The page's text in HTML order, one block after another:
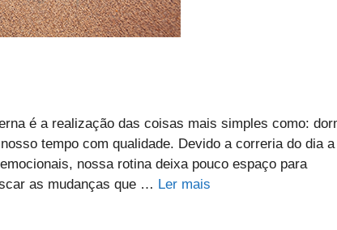
é a realização das coisas mais simples como:
tempo com qualidade. Devido a correria do dia a
nossa rotina deixa pouco espaço para
as mudanças que … Ler mais